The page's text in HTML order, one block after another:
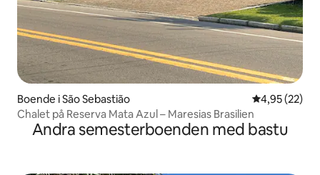
Boende i São Sebastião 4,95 av 5 i
4,95 (22)
Chalet på Reserva Mata Azul – Maresias Brasilien
Andra semesterboenden med bastu